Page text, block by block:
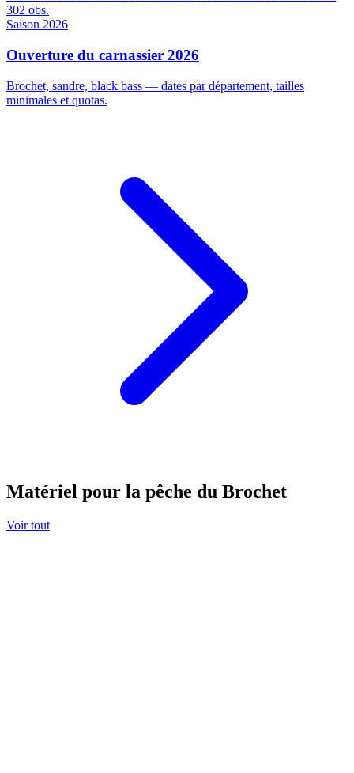
302 obs.
Saison 2026
Ouverture du carnassier 2026
Brochet, sandre, black bass — dates par département, tailles
minimales et quotas.
Matériel pour la pêche du Brochet
Voir tout